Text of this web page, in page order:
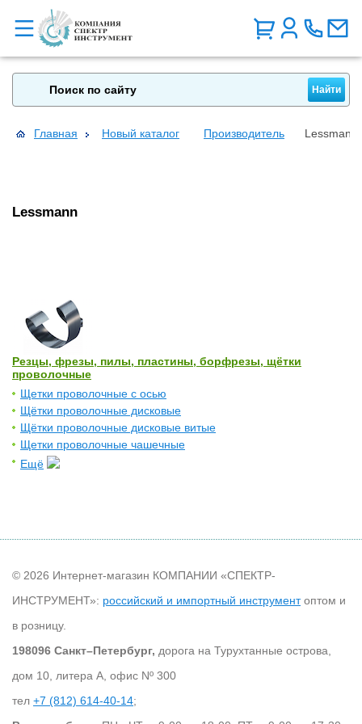
Главная Новый каталог Производитель Lessmann
Lessmann
Резцы, фрезы, пилы, пластины, борфрезы, щётки
проволочные
Щетки проволочные с осью
Щётки проволочные дисковые
Щётки проволочные дисковые витые
Щетки проволочные чашечные
Ещё
© 2026 Интернет-магазин КОМПАНИИ «СПЕКТР-
ИНСТРУМЕНТ»: российский и импортный инструментоптом и
в розницу.
198096 Санкт–Петербург, дорога на Турухтанные острова,
дом 10, литера А, офис Nº 300
тел +7 (812) 614-40-14;